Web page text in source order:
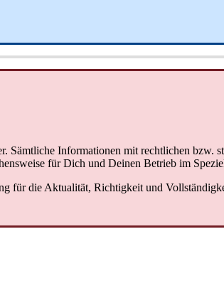
Informationen mit rechtlichen bzw.
für Dich und Deinen Betrieb im
für die Aktualität, Richtigkeit und